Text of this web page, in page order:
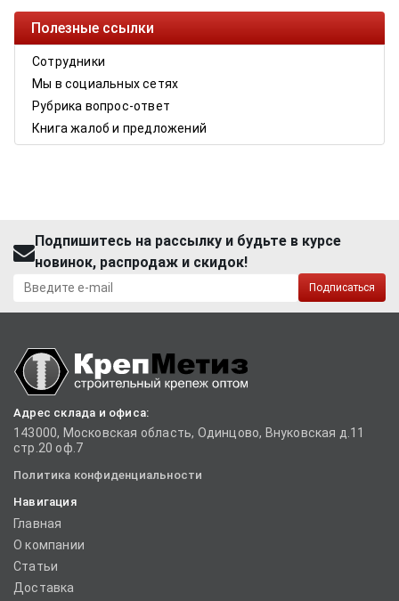
Полезные ссылки
Сотрудники
Мы в социальных сетях
Рубрика вопрос-ответ
Книга жалоб и предложений
Подпишитесь на рассылку и будьте в курсе
новинок, распродаж и скидок!
Подписаться
Адрес склада и офиса:
143000, Московская область, Одинцово, Внуковская д.11
стр.20 оф.7
Политика конфиденциальности
Навигация
Главная
О компании
Статьи
Доставка